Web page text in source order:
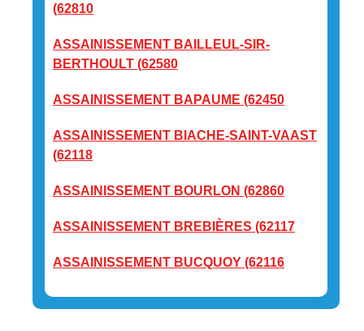
(62810
ASSAINISSEMENT BAILLEUL-SIR-
BERTHOULT (62580
ASSAINISSEMENT BAPAUME (62450
ASSAINISSEMENT BIACHE-SAINT-VAAST
(62118
ASSAINISSEMENT BOURLON (62860
ASSAINISSEMENT BREBIÈRES (62117
ASSAINISSEMENT BUCQUOY (62116